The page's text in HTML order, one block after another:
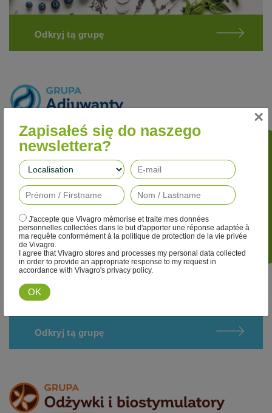
Odkryj tą grupę
Lepsza wydajność
Nasze adiuwanty poprawiają skuteczność działania
herbicydów, fungicydów, insektycydów i regulatorów wzrostu,
jednocześnie ograniczając ich wpływ na środowisko.
Odkryj tą grupę
×
Zapisałeś się do naszego
newslettera?
J'accepte que Vivagro mémorise et traite mes données
personnelles collectées dans le but d'apporter une réponse adaptée à
ma requête conformément à la politique de protection de la vie privée
de Vivagro.
I agree that Vivagro stores and processes my personal data collected
in order to provide an appropriate response to my request in
accordance with Vivagro's privacy policy.